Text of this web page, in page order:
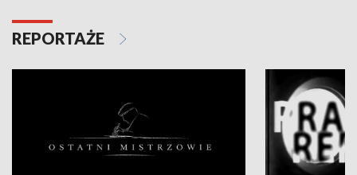
REPORTAŻE